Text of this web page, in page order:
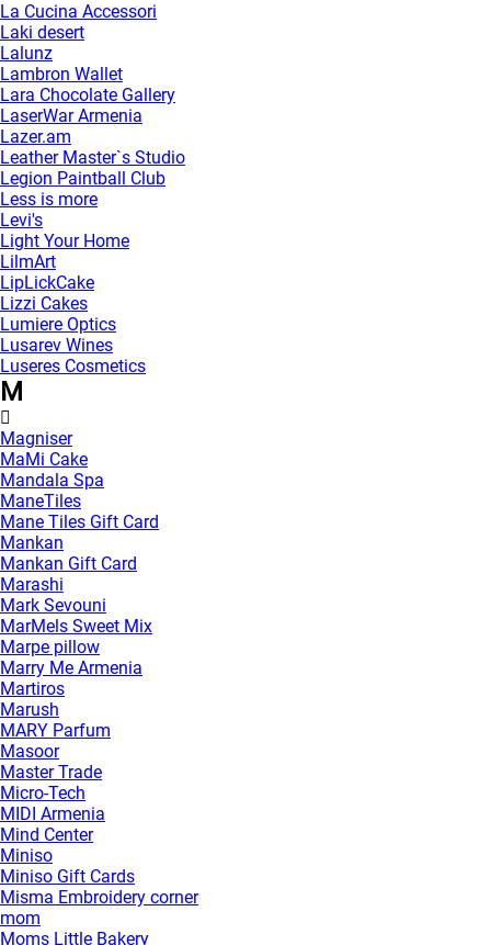
La Cucina Accessori
Laki desert
Lalunz
Lambron Wallet
Lara Chocolate Gallery
LaserWar Armenia
Lazer.am
Leather Master`s Studio
Legion Paintball Club
Less is more
Levi's
Light Your Home
LilmArt
LipLickCake
Lizzi Cakes
Lumiere Optics
Lusarev Wines
Luseres Cosmetics
M
Magniser
MaMi Cake
Mandala Spa
ManeTiles
Mane Tiles Gift Card
Mankan
Mankan Gift Card
Marashi
Mark Sevouni
MarMels Sweet Mix
Marpe pillow
Marry Me Armenia
Martiros
Marush
MARY Parfum
Masoor
Master Trade
Micro-Tech
MIDI Armenia
Mind Center
Miniso
Miniso Gift Cards
Misma Embroidery corner
mom
Moms Little Bakery